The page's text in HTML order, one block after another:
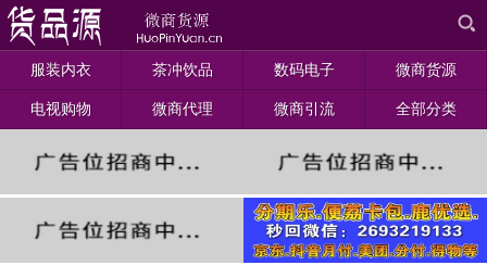
服装内衣 茶冲饮品 数码电子 微商货源
电视购物 微商代理 微商引流 全部分类